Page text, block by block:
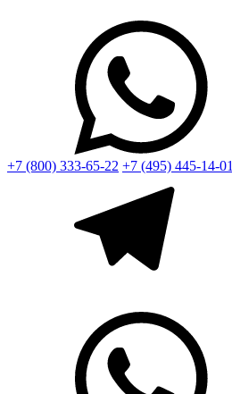
+7 (800) 333-65-22 +7 (495) 445-14-01